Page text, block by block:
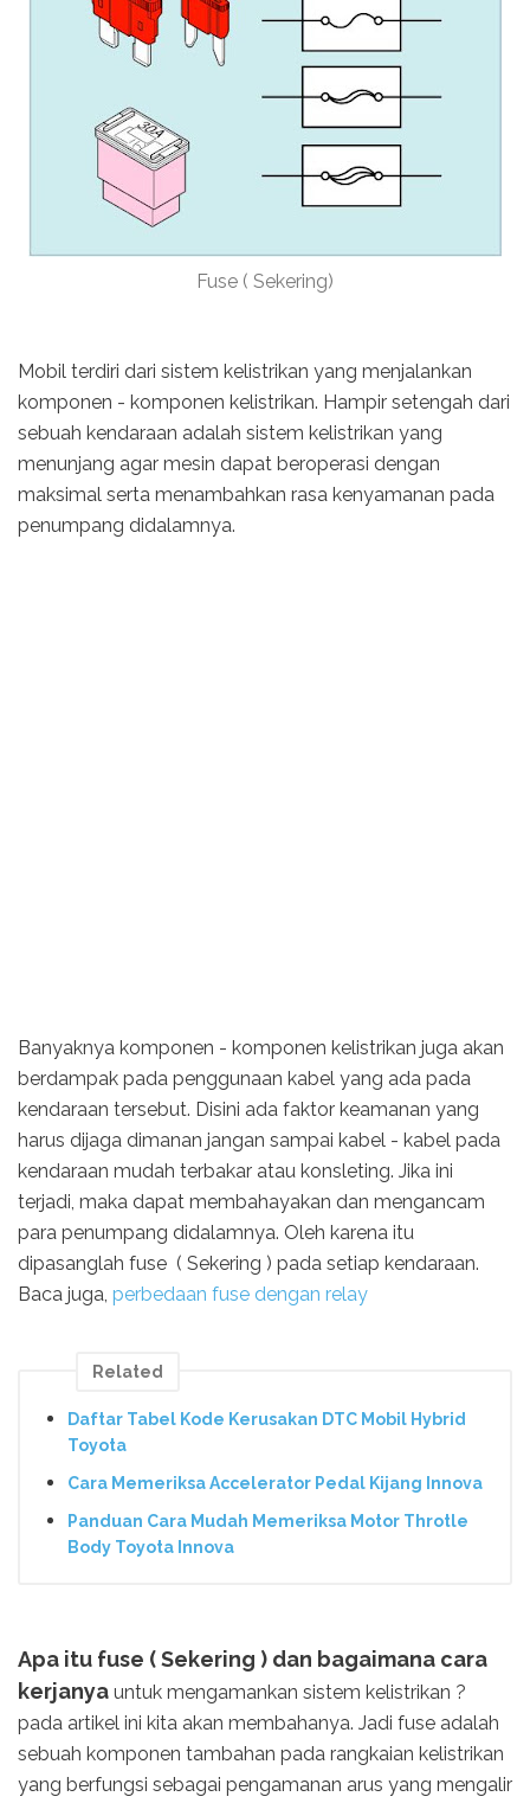
Fuse ( Sekering)
Mobil terdiri dari sistem kelistrikan yang menjalankan
komponen - komponen kelistrikan. Hampir setengah dari
sebuah kendaraan adalah sistem kelistrikan yang
menunjang agar mesin dapat beroperasi dengan
maksimal serta menambahkan rasa kenyamanan pada
penumpang didalamnya.
Banyaknya komponen - komponen kelistrikan juga akan
berdampak pada penggunaan kabel yang ada pada
kendaraan tersebut. Disini ada faktor keamanan yang
harus dijaga dimanan jangan sampai kabel - kabel pada
kendaraan mudah terbakar atau konsleting. Jika ini
terjadi, maka dapat membahayakan dan mengancam
para penumpang didalamnya. Oleh karena itu
dipasanglah fuse ( Sekering ) pada setiap kendaraan.
Baca juga, perbedaan fuse dengan relay
Related
Daftar Tabel Kode Kerusakan DTC Mobil Hybrid
Toyota
Cara Memeriksa Accelerator Pedal Kijang Innova
Panduan Cara Mudah Memeriksa Motor Throtle
Body Toyota Innova
Apa itu fuse ( Sekering ) dan bagaimana cara
kerjanya untuk mengamankan sistem kelistrikan ?
pada artikel ini kita akan membahanya. Jadi fuse adalah
sebuah komponen tambahan pada rangkaian kelistrikan
yang berfungsi sebagai pengamanan arus yang mengalir